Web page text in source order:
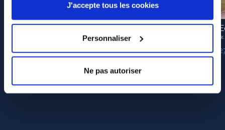
J'accepte tous les cookies
Personnaliser
Ne pas autoriser
26 avril – Parc de Nahuques